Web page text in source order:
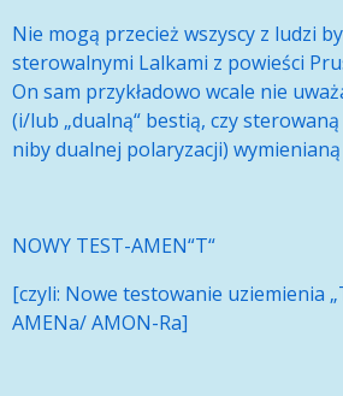
Nie mogą przecież wszyscy z ludzi
sterowalnymi Lalkami z powieści
On sam przykładowo wcale nie
(i/lub „dualną“ bestią, czy
niby dualnej polaryzacji)
NOWY TEST-AMEN“T“
[czyli: Nowe testowanie uziemienia
AMENa/ AMON-Ra]